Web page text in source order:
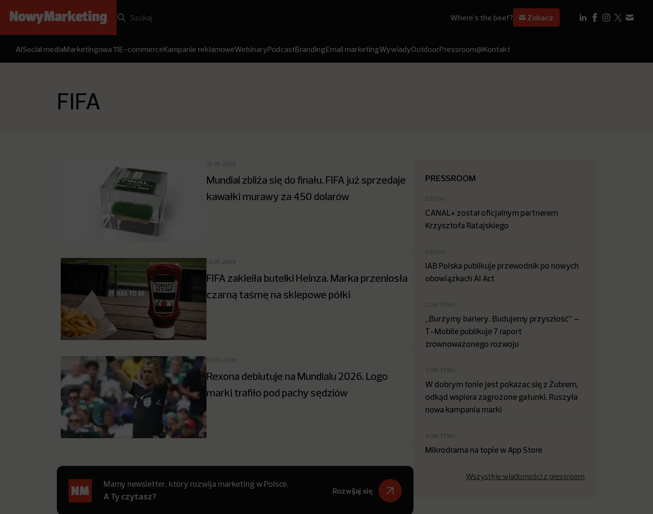
Where's the beef? Zobacz
AISocial mediaMarketingowa 11E-commerceKampanie reklamoweWebinaryPodcastBrandingEmail marketingWywiadyOutdoorPressroom@Kontakt
FIFA
15.07.2026
Mundial zbliża się do finału. FIFA już sprzedaje
kawałki murawy za 450 dolarów
13.07.2026
FIFA zakleiła butelki Heinza. Marka przeniosła
czarną taśmę na sklepowe półki
10.07.2026
Rexona debiutuje na Mundialu 2026. Logo
marki trafiło pod pachy sędziów
Mamy newsletter, który rozwija marketing w Polsce.
A Ty czytasz?
Rozwijaj się
PRESSROOM
DZISIAJ
CANAL+ został oficjalnym partnerem
Krzysztofa Ratajskiego
DZISIAJ
IAB Polska publikuje przewodnik po nowych
obowiązkach AI Act
2 DNI TEMU
„Burzymy bariery. Budujemy przyszłość” –
T-Mobile publikuje 7 raport
zrównoważonego rozwoju
3 DNI TEMU
W dobrym tonie jest pokazać się z Żubrem,
odkąd wspiera zagrożone gatunki. Ruszyła
nowa kampania marki
3 DNI TEMU
Mikrodrama na topie w App Store
Wszystkie wiadomości z pressroom